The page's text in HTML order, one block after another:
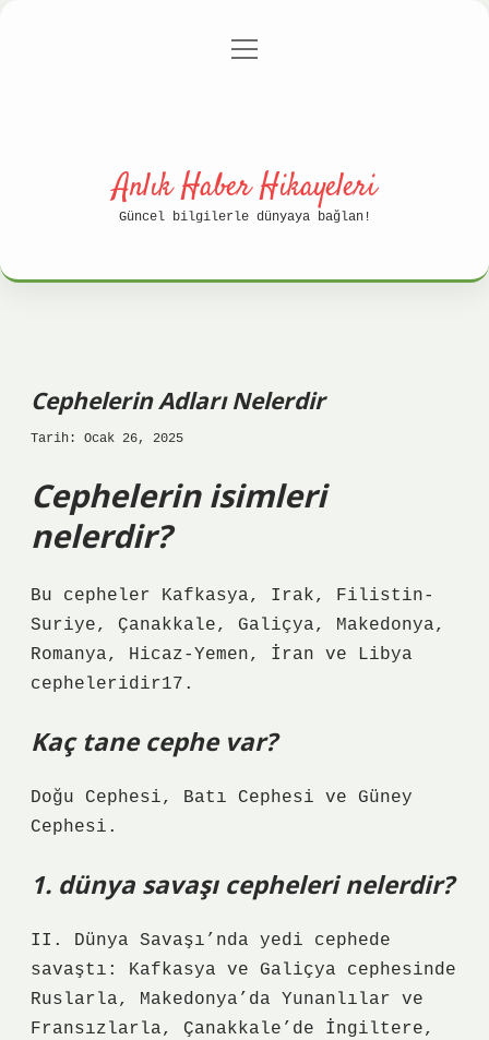
Gizlilik Politikası
menüyü
Anlık Haber Hikayeleri
Güncel bilgilerle dünyaya bağlan!
Cephelerin Adları Nelerdir
Tarih: Ocak 26, 2025
Cephelerin isimleri
nelerdir?
Bu cepheler Kafkasya, Irak, Filistin-
Suriye, Çanakkale, Galiçya, Makedonya,
Romanya, Hicaz-Yemen, İran ve Libya
cepheleridir17.
Kaç tane cephe var?
Doğu Cephesi, Batı Cephesi ve Güney
Cephesi.
1. dünya savaşı cepheleri nelerdir?
II. Dünya Savaşı’nda yedi cephede
savaştı: Kafkasya ve Galiçya cephesinde
Ruslarla, Makedonya’da Yunanlılar ve
Fransızlarla, Çanakkale’de İngiltere,